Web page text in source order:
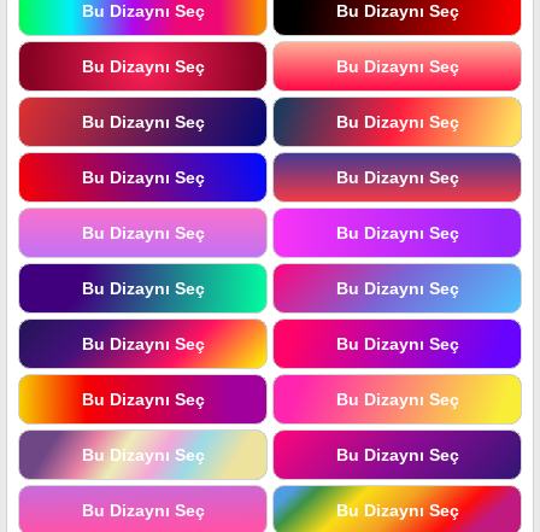
Bu Dizaynı Seç Bu Dizaynı Seç
Bu Dizaynı Seç Bu Dizaynı Seç
Bu Dizaynı Seç Bu Dizaynı Seç
Bu Dizaynı Seç Bu Dizaynı Seç
Bu Dizaynı Seç Bu Dizaynı Seç
Bu Dizaynı Seç Bu Dizaynı Seç
Bu Dizaynı Seç Bu Dizaynı Seç
Bu Dizaynı Seç Bu Dizaynı Seç
Bu Dizaynı Seç Bu Dizaynı Seç
Bu Dizaynı Seç Bu Dizaynı Seç